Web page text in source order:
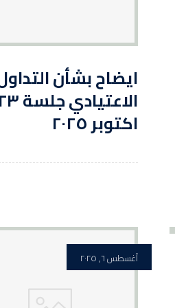
ايضاح بشأن
الاعتيادي
اكتوبر ٢٠٢٥
أغسطس ٦, ٢٠٢٥